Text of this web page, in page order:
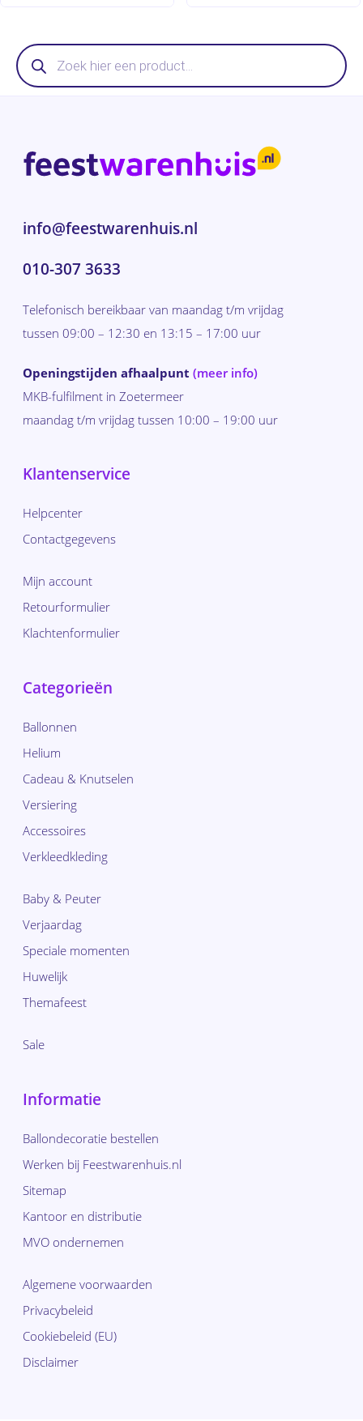
Producten
zoeken
info@feestwarenhuis.nl
010-307 3633
Telefonisch bereikbaar van maandag t/m vrijdag
tussen 09:00 – 12:30 en 13:15 – 17:00 uur
Openingstijden afhaalpunt (meer info)
MKB-fulfilment in Zoetermeer
maandag t/m vrijdag tussen 10:00 – 19:00 uur
Klantenservice
Helpcenter
Contactgegevens
Mijn account
Retourformulier
Klachtenformulier
Categorieën
Ballonnen
Helium
Cadeau & Knutselen
Versiering
Accessoires
Verkleedkleding
Baby & Peuter
Verjaardag
Speciale momenten
Huwelijk
Themafeest
Sale
Informatie
Ballondecoratie bestellen
Werken bij Feestwarenhuis.nl
Sitemap
Kantoor en distributie
MVO ondernemen
Algemene voorwaarden
Privacybeleid
Cookiebeleid (EU)
Disclaimer